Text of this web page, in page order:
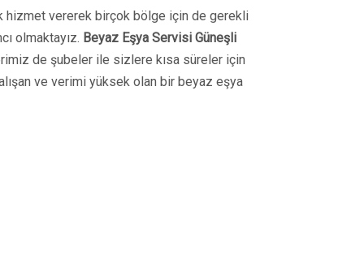
hizmet vererek birçok bölge için de gerekli
olmaktayız. Beyaz Eşya Servisi Güneşli
de şubeler ile sizlere kısa süreler için
ve verimi yüksek olan bir beyaz eşya